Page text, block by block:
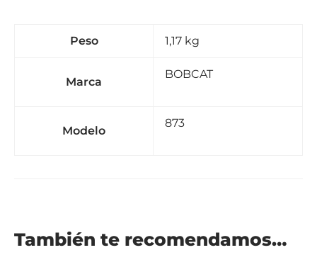
Peso 1,17 kg
Marca
BOBCAT
Modelo
873
También te recomendamos…